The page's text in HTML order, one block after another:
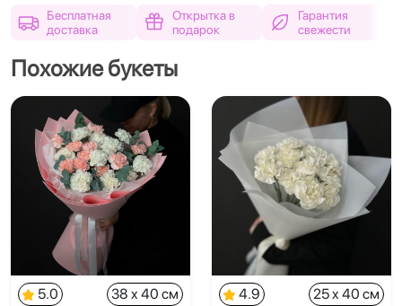
Бесплатная
доставка
Открытка в
подарок
Гарантия
свежести
Похожие букеты
5.0
38 x 40 см
4.9
25 x 40 см